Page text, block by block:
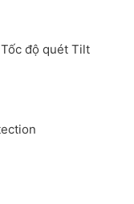
độ quét Tilt
2DE4A425IW-DE số